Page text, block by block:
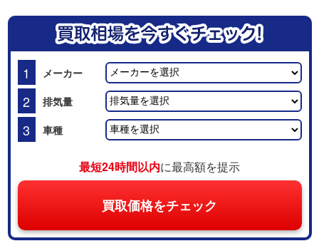
1 メーカー
2 排気量
3 車種
最短24時間以内に最高額を提示
買取価格をチェック